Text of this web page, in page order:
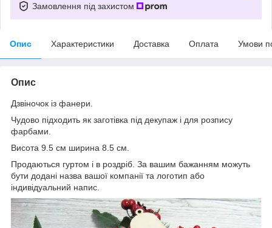
Замовлення під захистом
Опис Характеристики Доставка Оплата Умови
Опис
Дзвіночок із фанери.
Чудово підходить як заготівка під декупаж і для розпису
фарбами.
Висота 9.5 см ширина 8.5 см.
Продаються гуртом і в роздріб. За вашим бажанням можуть
бути додані назва вашої компанії та логотип або
індивідуальний напис.